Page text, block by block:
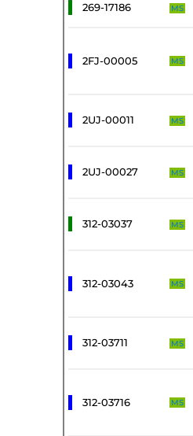
269-17186 MS
2FJ-00005 MS
2UJ-00011 MS
2UJ-00027 MS
312-03037 MS
312-03043 MS
312-03711 MS
312-03716 MS